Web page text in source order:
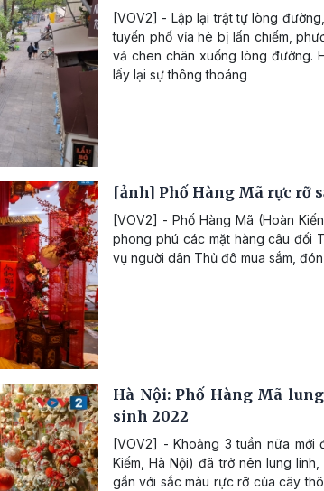
[VOV2] - Lập lại trật tự lòng
tuyến phố vỉa hè bị lấn chiếm,
vả chen chân xuống lòng đường.
lấy lại sự thông thoáng
[ảnh] Phố Hàng Mã rực rỡ
[VOV2] - Phố Hàng Mã (Hoàn
phong phú các mặt hàng câu đối
vụ người dân Thủ đô mua sắm,
Hà Nội: Phố Hàng Mã
sinh 2022
[VOV2] - Khoảng 3 tuần nữa mới
Kiếm, Hà Nội) đã trở nên lung
gần với sắc màu rực rỡ của cây